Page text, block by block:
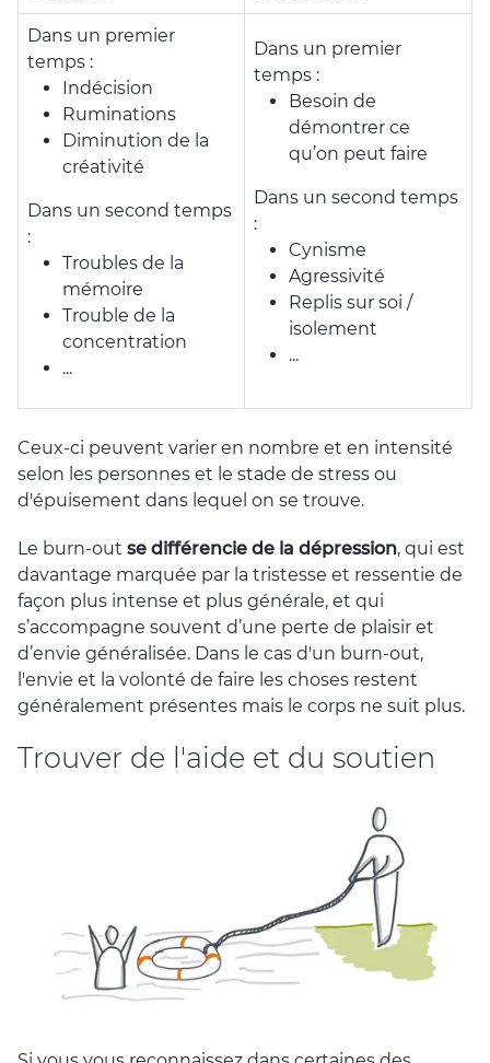
Dans un premier
temps :
Indécision
Ruminations
Diminution de la
créativité
Dans un second temps
:
Troubles de la
mémoire
Trouble de la
concentration
...
Dans un premier
temps :
Besoin de
démontrer ce
qu’on peut faire
Dans un second temps
:
Cynisme
Agressivité
Replis sur soi /
isolement
...
Ceux-ci peuvent varier en nombre et en intensité
selon les personnes et le stade de stress ou
d'épuisement dans lequel on se trouve.
Le burn-out se différencie de la dépression, qui est
davantage marquée par la tristesse et ressentie de
façon plus intense et plus générale, et qui
s’accompagne souvent d’une perte de plaisir et
d’envie généralisée. Dans le cas d'un burn-out,
l'envie et la volonté de faire les choses restent
généralement présentes mais le corps ne suit plus.
Trouver de l'aide et du soutien